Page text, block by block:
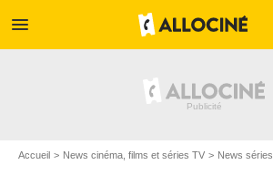
menu
Accueil News cinéma, films et séries TV News séries